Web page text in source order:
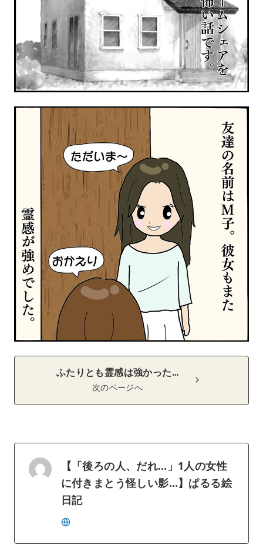
ふたりとも霊感は強かった…
次のページへ
【「後ろの人、だれ…」1人の女性
に付きまとう怪しい影…】ぱるる絵
日記